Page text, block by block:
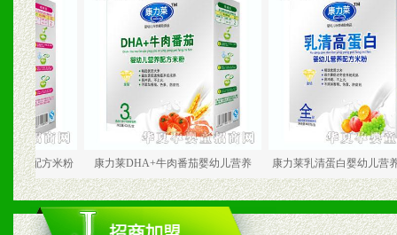
米粉 康力莱DHA+牛肉番茄婴幼儿营养 康力莱乳清蛋白婴幼儿营养配方米